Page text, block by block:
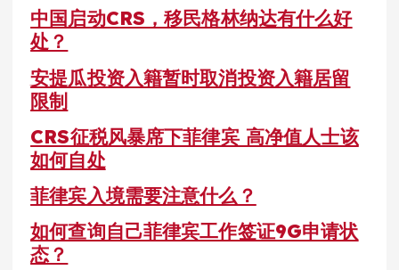
中国启动CRS，移民格林纳达有什么好
处？
安提瓜投资入籍暂时取消投资入籍居留
限制
CRS征税风暴席下菲律宾 高净值人士该
如何自处
菲律宾入境需要注意什么？
如何查询自己菲律宾工作签证9G申请状
态？